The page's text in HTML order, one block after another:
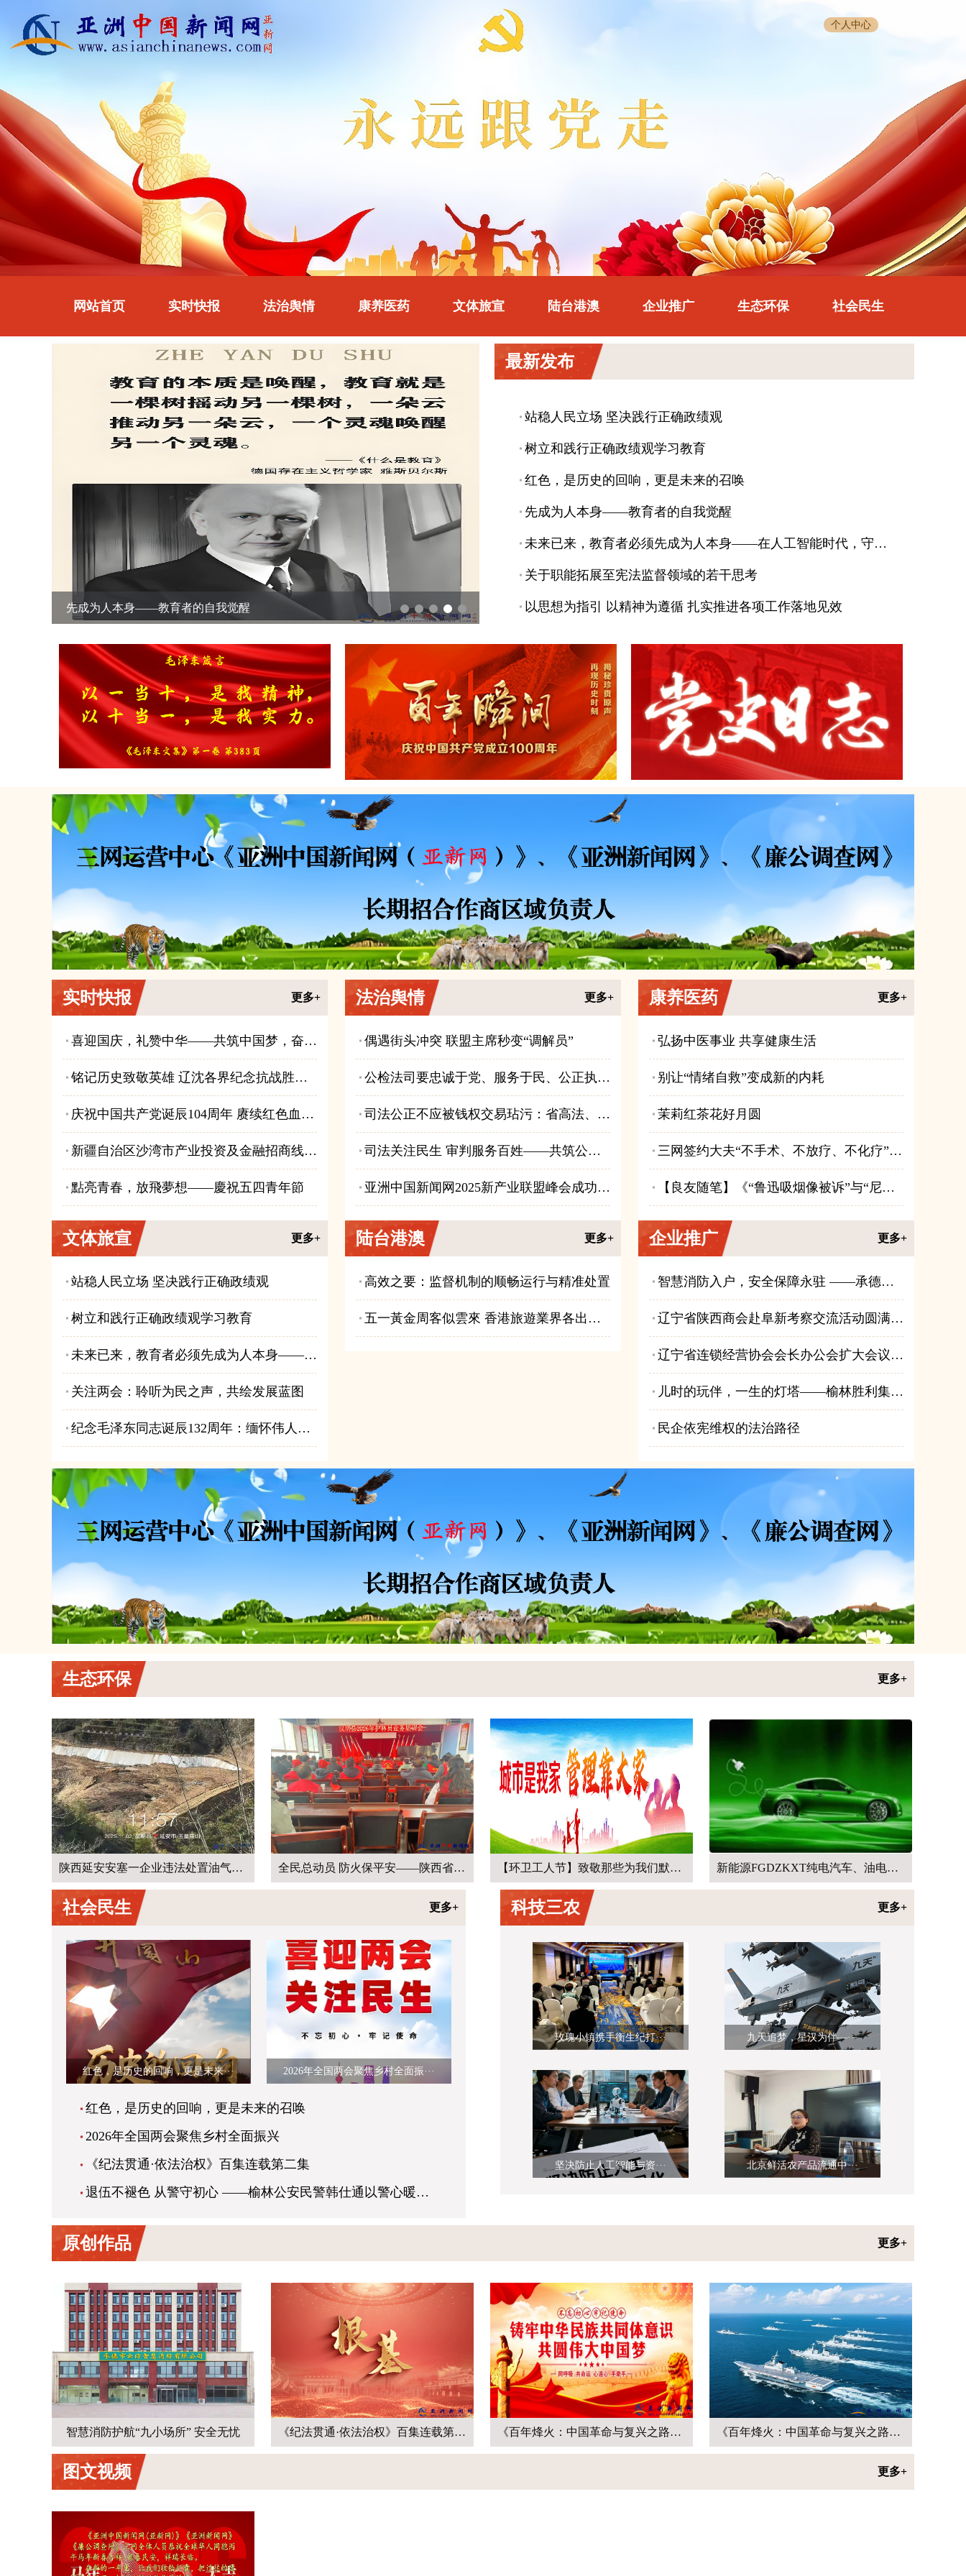
个人中心
网站首页 实时快报 法治舆情 康养医药 文体旅宣 陆台港澳 企业推广 生态环保 社会民生
未来已来，教育者必须先成为人本身——在人工智能时代，守护孩子的活力 站稳人民立场 坚决践行正确政绩观
最新发布
站稳人民立场 坚决践行正确政绩观
树立和践行正确政绩观学习教育
红色，是历史的回响，更是未来的召唤
先成为人本身——教育者的自我觉醒
未来已来，教育者必须先成为人本身——在人工智能时代，守护孩子的活力
关于职能拓展至宪法监督领域的若干思考
以思想为指引 以精神为遵循 扎实推进各项工作落地见效
实时快报 更多+
喜迎国庆，礼赞中华——共筑中国梦，奋进新时代
铭记历史致敬英雄 辽沈各界纪念抗战胜利80周年
庆祝中国共产党诞辰104周年 赓续红色血脉 奋进新时代征程——致敬党的104年华诞
新疆自治区沙湾市产业投资及金融招商线上对接会圆满落幕
點亮青春，放飛夢想——慶祝五四青年節
法治舆情 更多+
偶遇街头冲突 联盟主席秒变“调解员”
公检法司要忠诚于党、服务于民、公正执法、纪律严明——在人民与媒体的监督下前行
司法公正不应被钱权交易玷污：省高法、市中法、县法院案件流程中的反思
司法关注民生 审判服务百姓——共筑公平正义之基
亚洲中国新闻网2025新产业联盟峰会成功举办，共筑发展新蓝图
康养医药 更多+
弘扬中医事业 共享健康生活
别让“情绪自救”变成新的内耗
茉莉红茶花好月圆
三网签约大夫“不手术、不放疗、不化疗”治疗优势
【良友随笔】《“鲁迅吸烟像被诉”与“尼古丁有益健康”》
文体旅宣 更多+
站稳人民立场 坚决践行正确政绩观
树立和践行正确政绩观学习教育
未来已来，教育者必须先成为人本身——在人工智能时代，守护孩子的活力
关注两会：聆听为民之声，共绘发展蓝图
纪念毛泽东同志诞辰132周年：缅怀伟人功绩 传承不朽精神
陆台港澳 更多+
高效之要：监督机制的顺畅运行与精准处置
五一黃金周客似雲來 香港旅遊業界各出奇招
企业推广 更多+
智慧消防入户，安全保障永驻 ——承德云防织密城市安全网
辽宁省陕西商会赴阜新考察交流活动圆满举行
辽宁省连锁经营协会会长办公会扩大会议暨人工智能数字化技术应用专委会工作会议顺利召开
儿时的玩伴，一生的灯塔——榆林胜利集团的缔造者·高仲胜
民企依宪维权的法治路径
生态环保 更多+
全民总动员 防火保平安——陕西省汉阴县2026年森林草原防火宣传月活动纪实 【环卫工人节】致敬那些为我们默默付出的他（她）们 新能源FGDZKXT纯电汽车、油电混合汽车系统（超长续航）项目寻找合作 陕西延安安塞一企业违法处置油气钻井废弃物，非法掩埋油气危废物无人监管
社会民生 更多+
红色，是历史的回响，更是未来··· 2026年全国两会聚焦乡村全面振···
红色，是历史的回响，更是未来的召唤
2026年全国两会聚焦乡村全面振兴
《纪法贯通·依法治权》百集连载第二集
退伍不褪色 从警守初心 ——榆林公安民警韩仕通以警心暖民心绘就为民答卷
科技三农 更多+
玫瑰小镇携手衡生纪打··· 九天追梦，星汉为伴—···
坚决防止人工智能与资··· 北京鲜活农产品流通中···
原创作品 更多+
《纪法贯通·依法治权》百集连载第一集 《百年烽火：中国革命与复兴之路》连载一百 《百年烽火：中国革命与复兴之路》连载九十九 《百年烽火：中国革命与复兴之路》连载九十八
图文视频 更多+